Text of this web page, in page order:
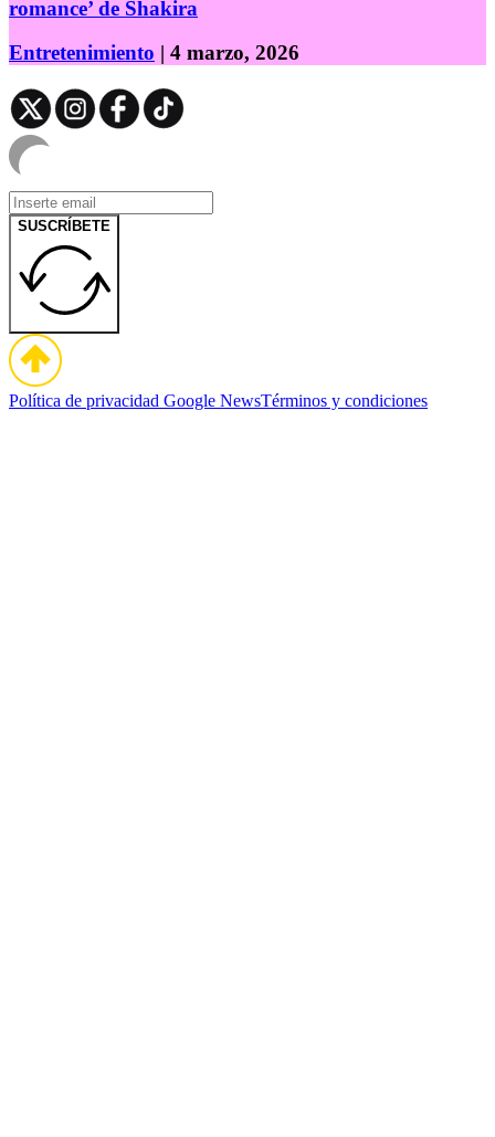
romance’ de Shakira
Entretenimiento | 4 marzo, 2026
SUSCRÍBETE
Política de privacidad Google NewsTérminos y condiciones